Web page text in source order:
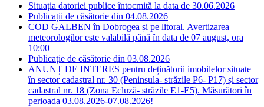
Situația datoriei publice întocmită la data de 30.06.2026
Publicații de căsătorie din 04.08.2026
COD GALBEN în Dobrogea și pe litoral. Avertizarea
meteorologilor este valabilă până în data de 07 august, ora
10:00
Publicație de căsătorie din 03.08.2026
ANUNȚ DE INTERES pentru deținătorii imobilelor situate
în sector cadastral nr. 30 (Peninsula- străzile P6- P17) și sector
cadastral nr. 18 (Zona Ecluză- străzile E1-E5). Măsurători în
perioada 03.08.2026-07.08.2026!